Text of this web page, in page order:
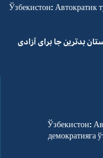
Ўзбекистон: Автократик
بدترین جا برای آزادی
Ўзбекистон:
демократияга